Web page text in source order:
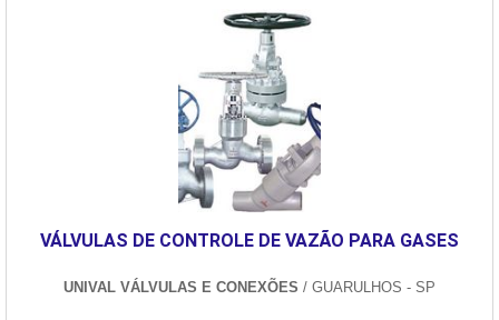
quando o assunto é queimador industrial de alta temperatura e
peças para queimadores industriais, disponibilizando tudo que há
de mais atual para garantir a qualidade final para cada cliente.Não
obstante, quando falamos em queimador industrial gás preço
acessível, na essência da empresa, a mesma deve prezar pelos
produtos e serviços com ótima qualidade e proteção,
características simples, mas que mostram o comprometimento da
empresa com seus clientes.É importante lembrar que o produto
segmento. Esse tipo de cuidado ajuda a garantir a qualidade e
durabilidade dos materiais, além de evitar prejuízos com
VÁLVULAS DE CONTROLE DE VAZÃO PARA GASES
UNIVAL VÁLVULAS E CONEXÕES / GUARULHOS - SP